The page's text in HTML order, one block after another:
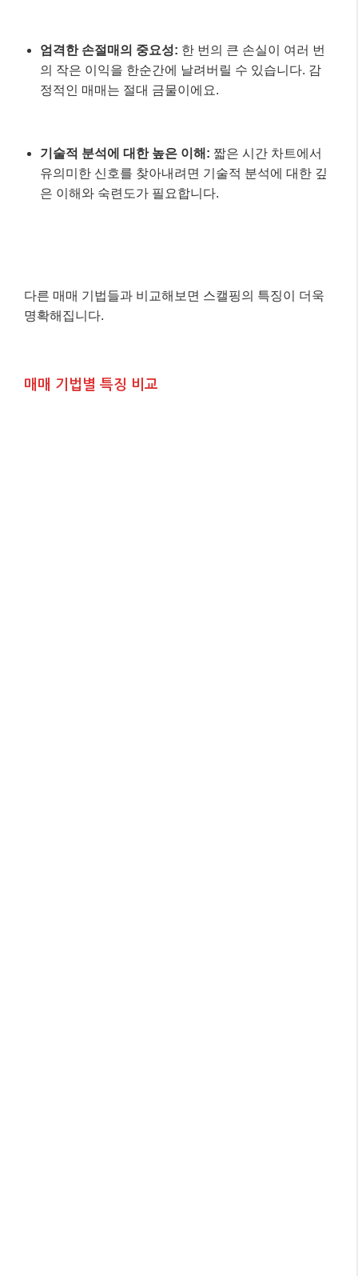
엄격한 손절매의 중요성: 한 번의 큰 손실이 여러 번
의 작은 이익을 한순간에 날려버릴 수 있습니다. 감
정적인 매매는 절대 금물이에요.
기술적 분석에 대한 높은 이해: 짧은 시간 차트에서
유의미한 신호를 찾아내려면 기술적 분석에 대한 깊
은 이해와 숙련도가 필요합니다.
다른 매매 기법들과 비교해보면 스캘핑의 특징이 더욱
명확해집니다.
매매 기법별 특징 비교